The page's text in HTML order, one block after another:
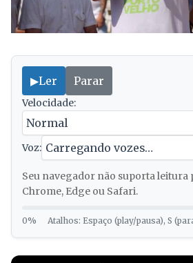
▶Ler Parar
Velocidade:
Voz:
Seu navegador não suporta leitura
Chrome, Edge ou Safari.
0% Atalhos: Espaço (play/pausa), S